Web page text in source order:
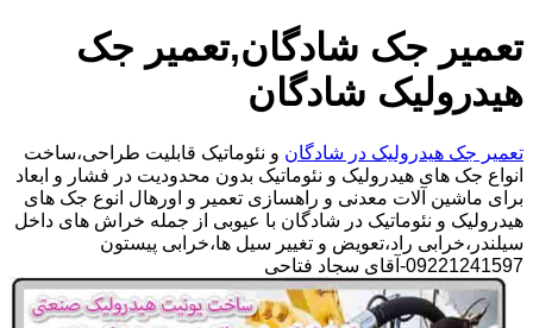
تعمیر جک شادگان,تعمیر جک
هیدرولیک شادگان
تعمیر جک هیدرولیک در شادگان و نئوماتیک قابلیت طراحی،ساخت
انواع جک های هیدرولیک و نئوماتیک بدون محدودیت در فشار و ابعاد
برای ماشین آلات معدنی و راهسازی تعمیر و اورهال انوع جک های
هیدرولیک و نئوماتیک در شادگان با عیوبی از جمله خراش های داخل
سیلندر،خرابی راد،تعویض و تغییر سیل ها،خرابی پیستون
09221241597-آقای سجاد فتاحی